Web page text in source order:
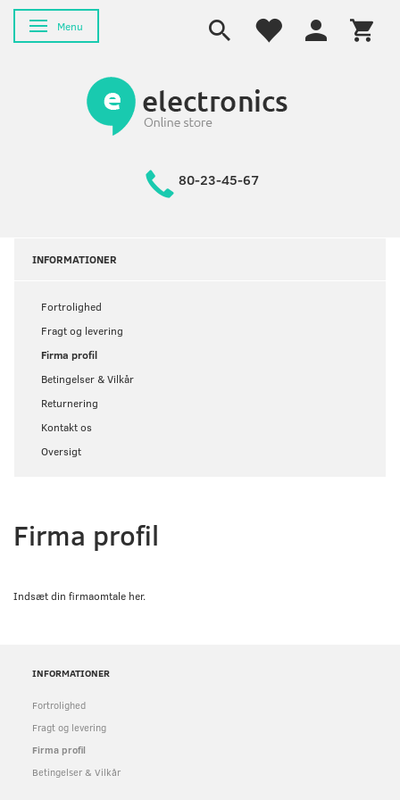
Skifte navigation
Menu
80-23-45-67
INFORMATIONER
Fortrolighed
Fragt og levering
Firma profil
Betingelser & Vilkår
Returnering
Kontakt os
Oversigt
Firma profil
Indsæt din firmaomtale her.
INFORMATIONER
Fortrolighed
Fragt og levering
Firma profil
Betingelser & Vilkår